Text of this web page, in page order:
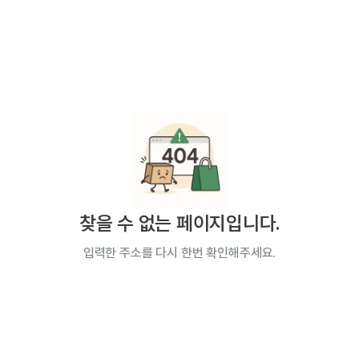
찾을 수 없는 페이지입니다.
입력한 주소를 다시 한번 확인해주세요.